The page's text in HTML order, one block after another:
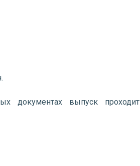
документах выпуск проходит